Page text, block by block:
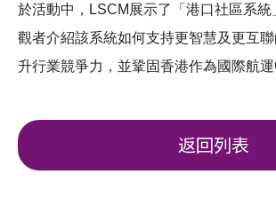
於活動中，LSCM展示了「港口社區系
觀者介紹該系統如何支持更智慧及更互
升行業競爭力，並鞏固香港作為國際航運
返回列表